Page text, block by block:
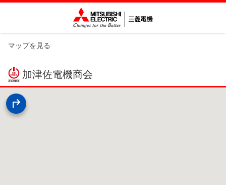
マップを見る
加津佐電機商会